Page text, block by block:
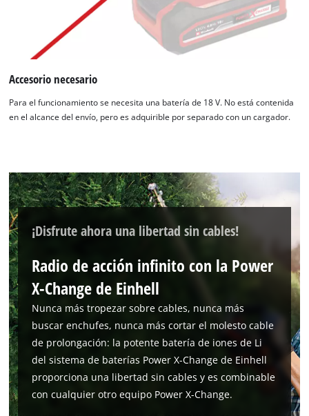
¡Necesitamos su consentimiento para
to trackers that are not disclosed to the
visitor. The website owner needs to setup
Powered byUsercentrics Consent
Management Platform
Accesorio necesario
Para el funcionamiento se necesita una batería de 18 V. No está contenida
en el alcance del envío, pero es adquirible por separado con un cargador.
¡Disfrute ahora una libertad sin cables!
Radio de acción infinito con la Power
X-Change de Einhell
Nunca más tropezar sobre cables, nunca más
buscar enchufes, nunca más cortar el molesto cable
de prolongación: la potente batería de iones de Li
del sistema de baterías Power X-Change de Einhell
proporciona una libertad sin cables y es combinable
con cualquier otro equipo Power X-Change.